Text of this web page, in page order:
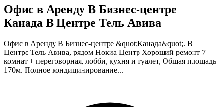
Офис в Аренду В Бизнес-центре
Канада В Центре Тель Авива
Офис в Аренду В Бизнес-центре &quot;Канада&quot;. В
Центре Тель Авива, рядом Нокиа Центр Хороший ремонт 7
комнат + переговорная, лобби, кухня и туалет, Общая площадь
170м. Полное кондицинирование...